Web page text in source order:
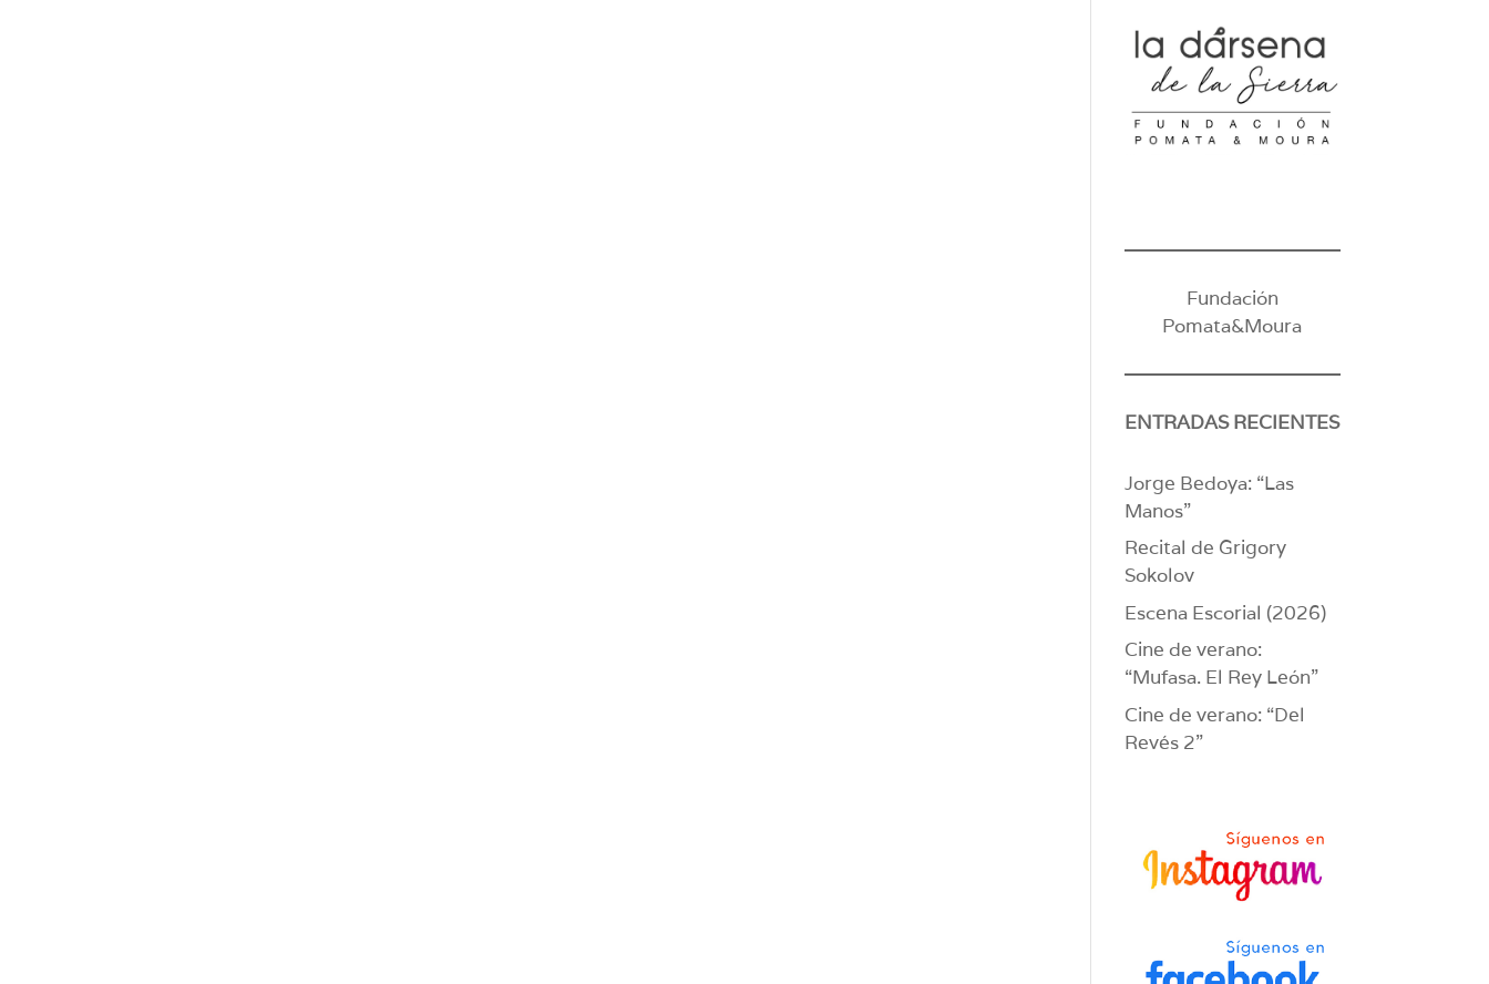
Fundación
Pomata&Moura
ENTRADAS RECIENTES
Jorge Bedoya: “Las
Manos”
Recital de Grigory
Sokolov
Escena Escorial (2026)
Cine de verano:
“Mufasa. El Rey León”
Cine de verano: “Del
Revés 2”